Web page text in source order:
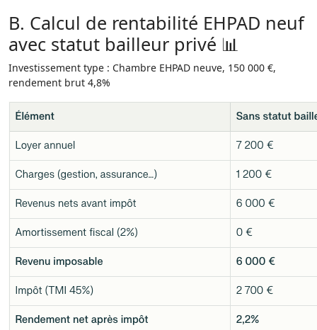
B. Calcul de rentabilité EHPAD neuf
avec statut bailleur privé 📊
Investissement type : Chambre EHPAD neuve, 150 000 €,
rendement brut 4,8%